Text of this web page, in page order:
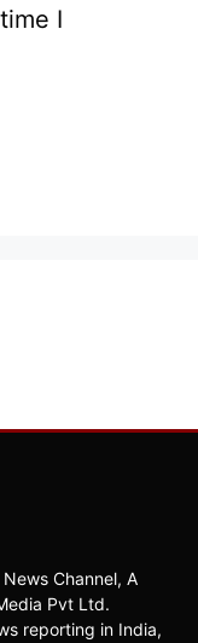
I
Channel, A
Pvt Ltd.
reporting in India,